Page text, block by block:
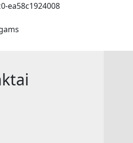
ea58c1924008